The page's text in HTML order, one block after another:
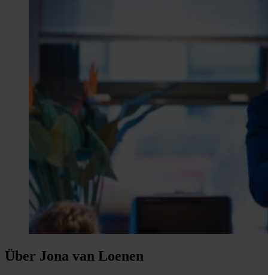
Über Jona van Loenen